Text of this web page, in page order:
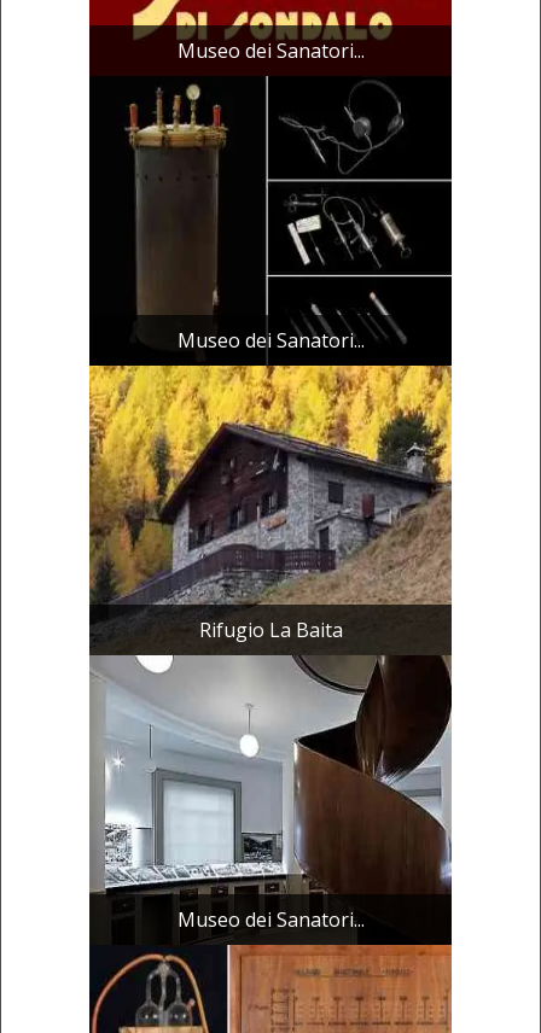
Museo dei Sanatori...
Museo dei Sanatori...
Rifugio La Baita
Museo dei Sanatori...